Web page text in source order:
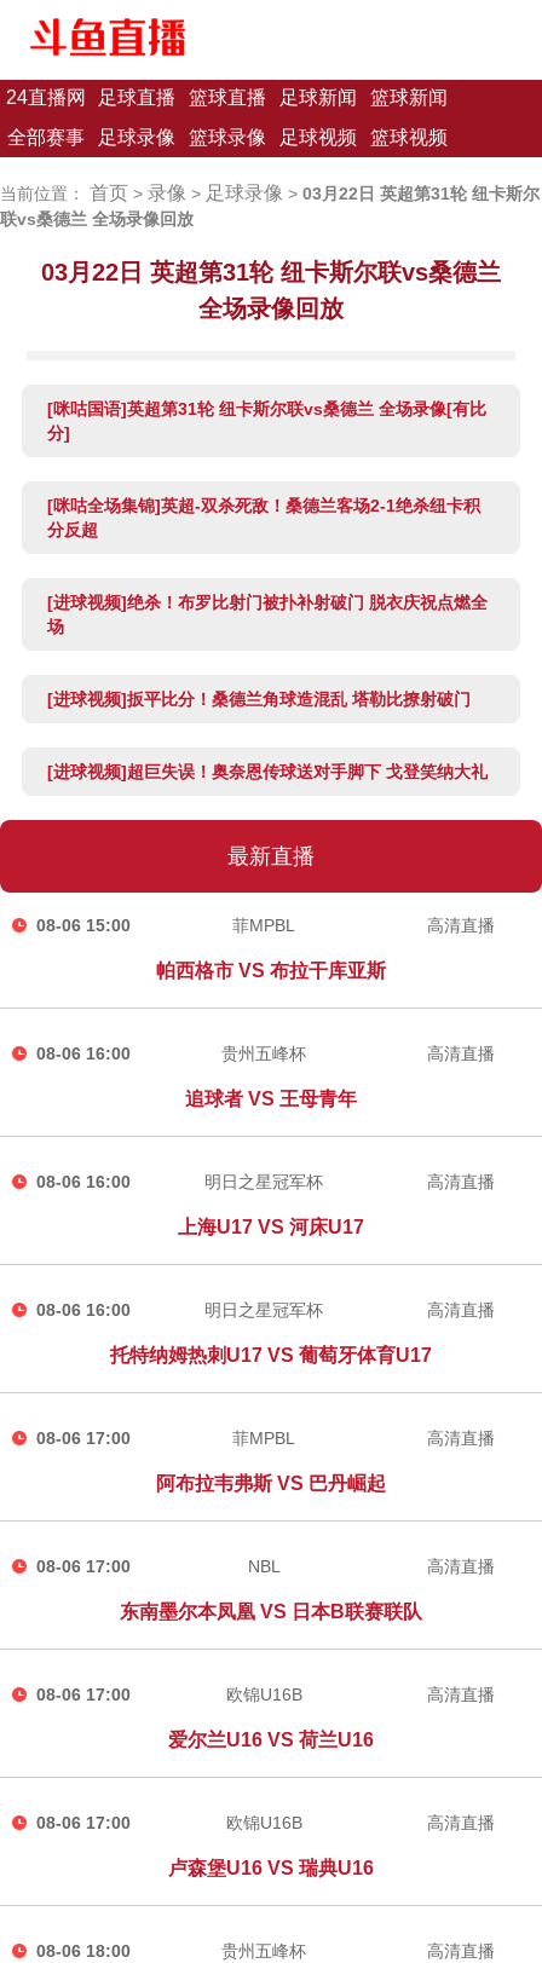
24直播网 足球直播 篮球直播 足球新闻
篮球新闻
全部赛事
足球录像 篮球录像 足球视频 篮球视频
当前位置： 首页 > 录像 > 足球录像 > 03月22日 英超第31轮 纽卡斯尔
联vs桑德兰 全场录像回放
03月22日 英超第31轮 纽卡斯尔联vs桑德兰
全场录像回放
[咪咕国语]英超第31轮 纽卡斯尔联vs桑德兰 全场录像[有比
分]
[咪咕全场集锦]英超-双杀死敌！桑德兰客场2-1绝杀纽卡积
分反超
[进球视频]绝杀！布罗比射门被扑补射破门 脱衣庆祝点燃全
场
[进球视频]扳平比分！桑德兰角球造混乱 塔勒比撩射破门
[进球视频]超巨失误！奥奈恩传球送对手脚下 戈登笑纳大礼
最新直播
08-06 15:00 菲MPBL
帕西格市 VS 布拉干库亚斯
高清直播
08-06 16:00 贵州五峰杯
追球者 VS 王母青年
高清直播
08-06 16:00 明日之星冠军杯
上海U17 VS 河床U17
高清直播
08-06 16:00 明日之星冠军杯
托特纳姆热刺U17 VS 葡萄牙体育U17
高清直播
08-06 17:00 菲MPBL
阿布拉韦弗斯 VS 巴丹崛起
高清直播
08-06 17:00 NBL
东南墨尔本凤凰 VS 日本B联赛联队
高清直播
08-06 17:00 欧锦U16B
爱尔兰U16 VS 荷兰U16
高清直播
08-06 17:00 欧锦U16B
卢森堡U16 VS 瑞典U16
高清直播
08-06 18:00 贵州五峰杯 高清直播